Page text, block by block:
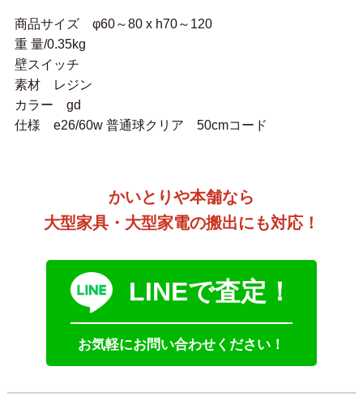
商品サイズ φ60～80 x h70～120
重 量/0.35kg
壁スイッチ
素材 レジン
カラー gd
仕様 e26/60w 普通球クリア 50cmコード
かいとりや本舗なら
大型家具・大型家電の搬出にも対応！
LINEで査定！
お気軽にお問い合わせください！